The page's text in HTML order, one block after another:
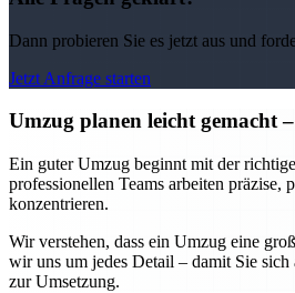
Dann probieren Sie es jetzt aus und
Jetzt Anfrage starten
Umzug planen leicht gemacht
Ein guter Umzug beginnt mit der
professionellen Teams arbeiten
konzentrieren.
Wir verstehen, dass ein Umzug eine
wir uns um jedes Detail – damit Sie
zur Umsetzung.